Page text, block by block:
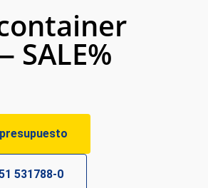
SALE%
531788-0